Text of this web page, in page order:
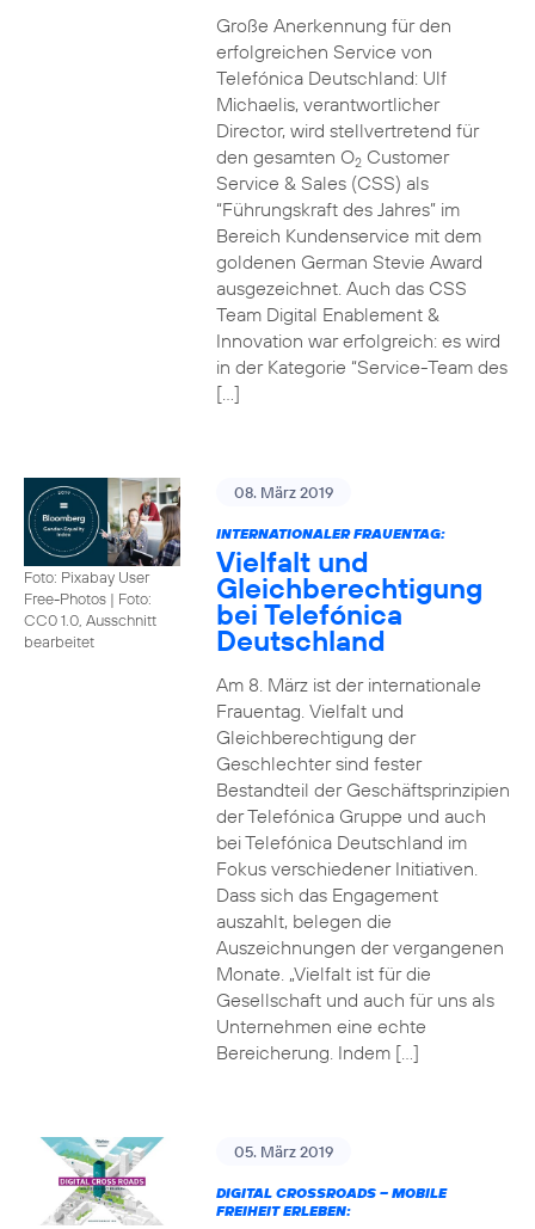
Große Anerkennung für den
erfolgreichen Service von
Telefónica Deutschland: Ulf
Michaelis, verantwortlicher
Director, wird stellvertretend für
den gesamten O2Customer
Service & Sales (CSS) als
“Führungskraft des Jahres” im
Bereich Kundenservice mit dem
goldenen German Stevie Award
ausgezeichnet. Auch das CSS
Team Digital Enablement &
Innovation war erfolgreich: es wird
in der Kategorie “Service-Team des
[…]
Foto: Pixabay User
Free-Photos | Foto:
CC0 1.0, Ausschnitt
bearbeitet
08. März 2019
INTERNATIONALER FRAUENTAG:
Vielfalt und
Gleichberechtigung
bei Telefónica
Deutschland
Am 8. März ist der internationale
Frauentag. Vielfalt und
Gleichberechtigung der
Geschlechter sind fester
Bestandteil der Geschäftsprinzipien
der Telefónica Gruppe und auch
bei Telefónica Deutschland im
Fokus verschiedener Initiativen.
Dass sich das Engagement
auszahlt, belegen die
Auszeichnungen der vergangenen
Monate. „Vielfalt ist für die
Gesellschaft und auch für uns als
Unternehmen eine echte
Bereicherung. Indem […]
05. März 2019
DIGITAL CROSSROADS – MOBILE
FREIHEIT ERLEBEN: